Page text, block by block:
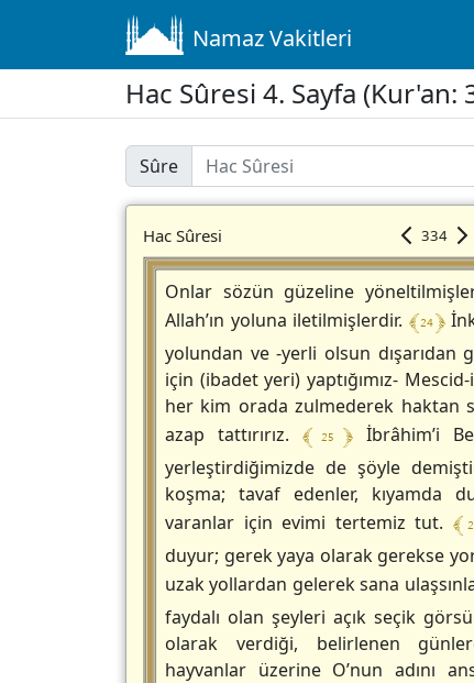
Namaz Vakitleri
Hac Sûresi 4. Sayfa (Kur'an:
Sûre
Hac Sûresi 334
Onlar sözün güzeline
Allah’ın yoluna iletilmişlerdir. ﴾ 24 ﴿
yolundan ve -yerli olsun
için (ibadet yeri) yaptığımız-
her kim orada zulmederek haktan
azap tattırırız. ﴾ 25 ﴿ İbrâhim’i
yerleştirdiğimizde de şöyle
koşma; tavaf edenler, kıyamda
varanlar için evimi tertemiz tut. ﴿
duyur; gerek yaya olarak gerekse
uzak yollardan gelerek sana
faydalı olan şeyleri açık seçik
olarak verdiği, belirlenen
hayvanlar üzerine O’nun adını